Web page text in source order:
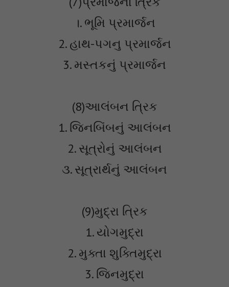
।. ભૂમિ પ્રમાર્જન
2. હાથ-પગનુ પ્રમાર્જન
3. મસ્તકનું પ્રમાર્જન
(8)આલંબન ત્રિક
1. જિનબિંબનું આલંબન
2. સૂત્રોનું આલંબન
૩. સૂત્રાર્થનું આલંબન
(9)મુદ્રા ત્રિક
1. યોગમુદ્રા
2. મુક્તા શુક્તિમુદ્રા
3. જિનમુદ્રા